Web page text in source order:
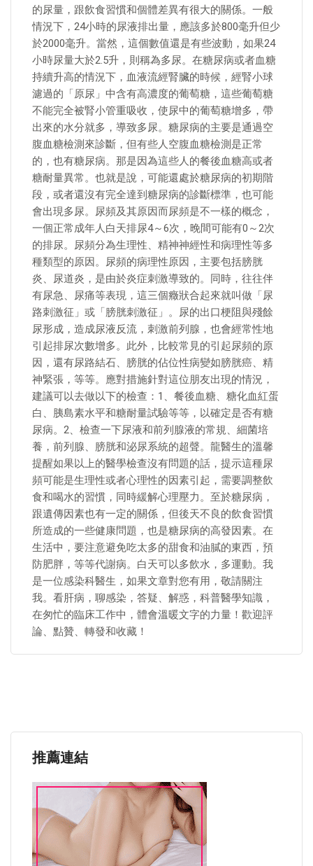
的尿量，跟飲食習慣和個體差異有很大的關係。一般
情況下，24小時的尿液排出量，應該多於800毫升但少
於2000毫升。當然，這個數值還是有些波動，如果24
小時尿量大於2.5升，則稱為多尿。在糖尿病或者血糖
持續升高的情況下，血液流經腎臟的時候，經腎小球
濾過的「原尿」中含有高濃度的葡萄糖，這些葡萄糖
不能完全被腎小管重吸收，使尿中的葡萄糖增多，帶
出來的水分就多，導致多尿。糖尿病的主要是通過空
腹血糖檢測來診斷，但有些人空腹血糖檢測是正常
的，也有糖尿病。那是因為這些人的餐後血糖高或者
糖耐量異常。也就是說，可能還處於糖尿病的初期階
段，或者還沒有完全達到糖尿病的診斷標準，也可能
會出現多尿。尿頻及其原因而尿頻是不一樣的概念，
一個正常成年人白天排尿4～6次，晚間可能有0～2次
的排尿。尿頻分為生理性、精神神經性和病理性等多
種類型的原因。尿頻的病理性原因，主要包括膀胱
炎、尿道炎，是由於炎症刺激導致的。同時，往往伴
有尿急、尿痛等表現，這三個癥狀合起來就叫做「尿
路刺激征」或「膀胱刺激征」。尿的出口梗阻與殘餘
尿形成，造成尿液反流，刺激前列腺，也會經常性地
引起排尿次數增多。此外，比較常見的引起尿頻的原
因，還有尿路結石、膀胱的佔位性病變如膀胱癌、精
神緊張，等等。應對措施針對這位朋友出現的情況，
建議可以去做以下的檢查：1、餐後血糖、糖化血紅蛋
白、胰島素水平和糖耐量試驗等等，以確定是否有糖
尿病。2、檢查一下尿液和前列腺液的常規、細菌培
養，前列腺、膀胱和泌尿系統的超聲。龍醫生的溫馨
提醒如果以上的醫學檢查沒有問題的話，提示這種尿
頻可能是生理性或者心理性的因素引起，需要調整飲
食和喝水的習慣，同時緩解心理壓力。至於糖尿病，
跟遺傳因素也有一定的關係，但後天不良的飲食習慣
所造成的一些健康問題，也是糖尿病的高發因素。在
生活中，要注意避免吃太多的甜食和油膩的東西，預
防肥胖，等等代謝病。白天可以多飲水，多運動。我
是一位感染科醫生，如果文章對您有用，敬請關注
我。看肝病，聊感染，答疑、解惑，科普醫學知識，
在匆忙的臨床工作中，體會溫暖文字的力量！歡迎評
論、點贊、轉發和收藏！
推薦連結